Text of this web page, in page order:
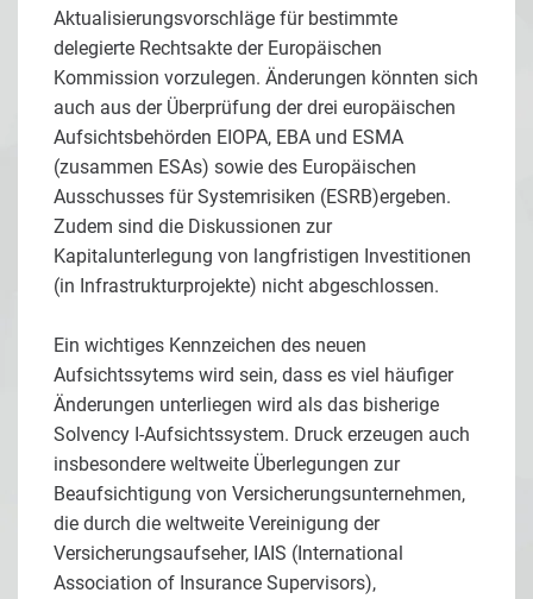
Aktualisierungsvorschläge für bestimmte
delegierte Rechtsakte der Europäischen
Kommission vorzulegen. Änderungen könnten sich
auch aus der Überprüfung der drei europäischen
Aufsichtsbehörden EIOPA, EBA und ESMA
(zusammen ESAs) sowie des Europäischen
Ausschusses für Systemrisiken (ESRB)ergeben.
Zudem sind die Diskussionen zur
Kapitalunterlegung von langfristigen Investitionen
(in Infrastrukturprojekte) nicht abgeschlossen.
Ein wichtiges Kennzeichen des neuen
Aufsichtssytems wird sein, dass es viel häufiger
Änderungen unterliegen wird als das bisherige
Solvency I-Aufsichtssystem. Druck erzeugen auch
insbesondere weltweite Überlegungen zur
Beaufsichtigung von Versicherungsunternehmen,
die durch die weltweite Vereinigung der
Versicherungsaufseher, IAIS (International
Association of Insurance Supervisors),